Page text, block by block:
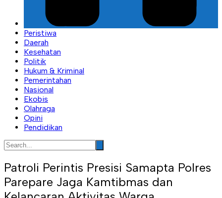
Peristiwa
Daerah
Kesehatan
Politik
Hukum & Kriminal
Pemerintahan
Nasional
Ekobis
Olahraga
Opini
Pendidikan
Patroli Perintis Presisi Samapta Polres
Parepare Jaga Kamtibmas dan